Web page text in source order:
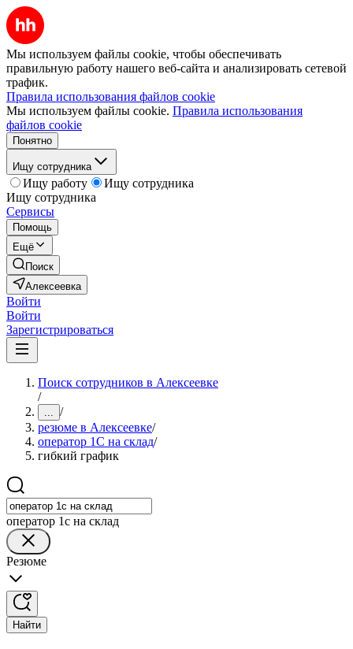
Мы используем файлы cookie, чтобы обеспечивать
правильную работу нашего веб-сайта и анализировать сетевой
трафик.
Правила использования файлов cookie
Мы используем файлы cookie. Правила использования
файлов cookie
Понятно
Ищу сотрудника
Ищу работу
Ищу сотрудника
Ищу сотрудника
Сервисы
Помощь
Ещё
Поиск
Алексеевка
Войти
Войти
Зарегистрироваться
Поиск сотрудников в Алексеевке
/
... /
резюме в Алексеевке/
оператор 1C на склад/
гибкий график
оператор 1c на склад
Резюме
Найти